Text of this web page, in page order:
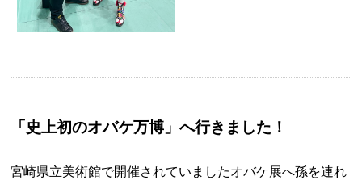
「史上初のオバケ万博」へ行きました！
宮崎県立美術館で開催されていましたオバケ展へ孫を連れ